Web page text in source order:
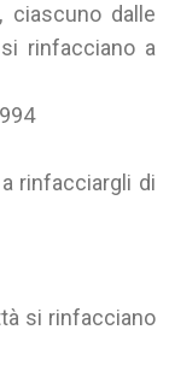
ciascuno dalle
rinfacciano a
rinfacciargli di
si rinfacciano